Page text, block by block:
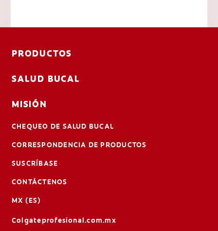
PRODUCTOS
SALUD BUCAL
MISIÓN
CHEQUEO DE SALUD BUCAL
CORRESPONDENCIA DE PRODUCTOS
SUSCRÍBASE
CONTÁCTENOS
MX (ES)
Colgateprofesional.com.mx